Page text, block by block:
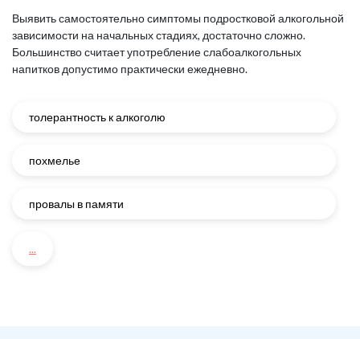
Выявить самостоятельно симптомы подростковой алкогольной
зависимости на начальных стадиях, достаточно сложно.
Большинство считает употребление слабоалкогольных
напитков допустимо практически ежедневно.
толерантность к алкоголю
похмелье
провалы в памяти
...